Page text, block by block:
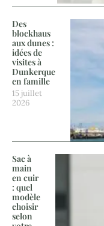
Des
blockhaus
aux dunes :
idées de
visites à
Dunkerque
en famille
15 juillet
2026
Sac à
main
en cuir
: quel
modèle
choisir
selon